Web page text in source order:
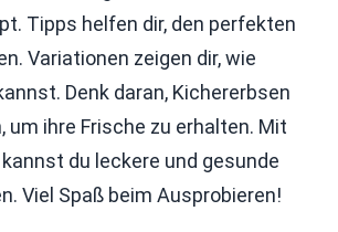
Tipps helfen dir, den perfekten
Variationen zeigen dir, wie
Denk daran, Kichererbsen
um ihre Frische zu erhalten. Mit
du leckere und gesunde
Viel Spaß beim Ausprobieren!